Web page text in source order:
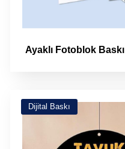
Ayaklı Fotoblok Baskı
Dijital Baskı